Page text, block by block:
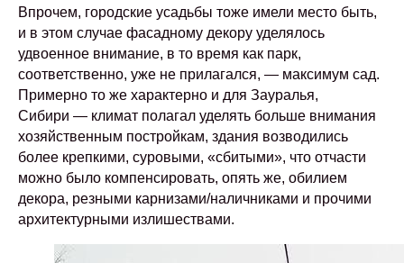
Впрочем, городские усадьбы тоже имели место быть,
и в этом случае фасадному декору уделялось
удвоенное внимание, в то время как парк,
соответственно, уже не прилагался, — максимум сад.
Примерно то же характерно и для Зауралья,
Сибири — климат полагал уделять больше внимания
хозяйственным постройкам, здания возводились
более крепкими, суровыми, «сбитыми», что отчасти
можно было компенсировать, опять же, обилием
декора, резными карнизами/наличниками и прочими
архитектурными излишествами.